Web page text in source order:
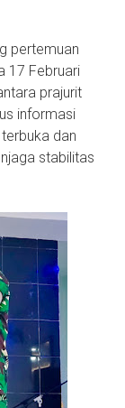
pertemuan
17 Februari
prajurit
informasi
dan
stabilitas